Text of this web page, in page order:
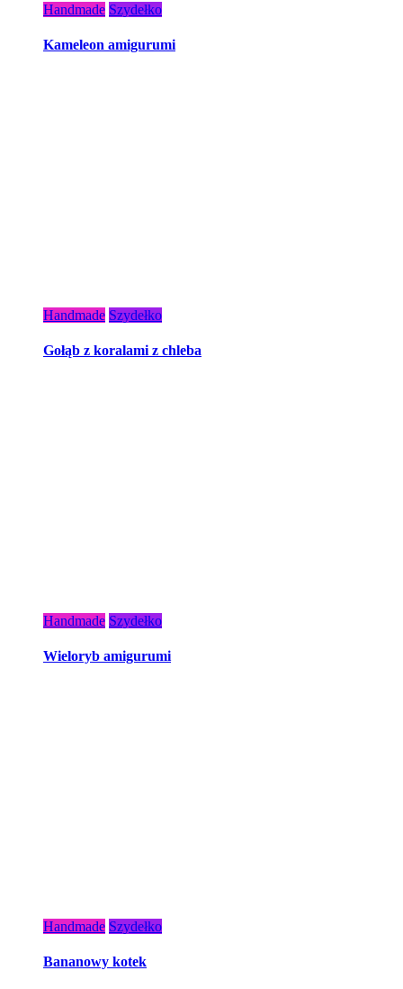
Handmade Szydełko
Kameleon amigurumi
Handmade Szydełko
Gołąb z koralami z chleba
Handmade Szydełko
Wieloryb amigurumi
Handmade Szydełko
Bananowy kotek